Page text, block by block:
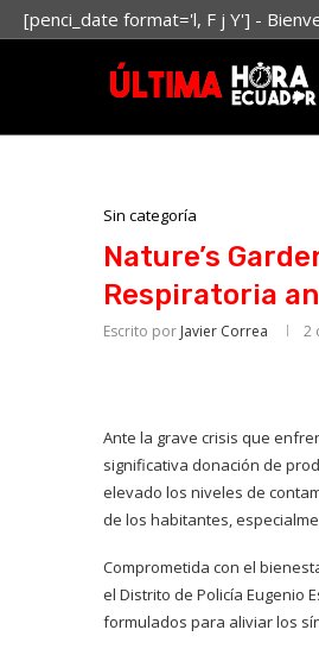
[penci_date format='l, F j Y'] -
Sin categoría
Nature’s
Respiratoria
Escrito por Javier Correa 2
Ante la grave crisis que
significativa donación de
elevado los niveles de
de los habitantes,
Comprometida con el
el Distrito de Policía Eugenio
formulados para aliviar los